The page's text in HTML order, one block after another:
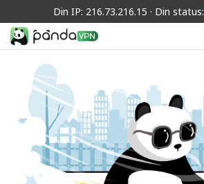
Din IP: 216.73.216.15 · Din status: